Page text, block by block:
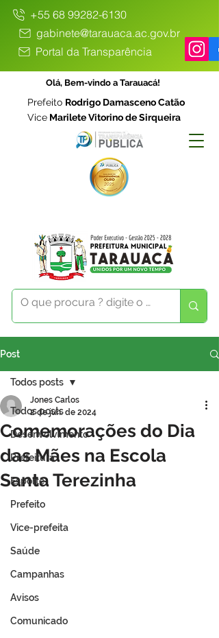
+55 68 99282-6130
gabinete@tarauaca.ac.gov.br
Portal da Transparência
Olá, Bem-vindo a Tarauacá!
Prefeito Rodrigo Damasceno Catão
Vice Marilete Vitorino de Sirqueira
Post
Todos posts
Desenvolvimento
Prefeitura
Esporte
Prefeito
Vice-prefeita
Saúde
Campanhas
Avisos
Comunicado
Todos posts
Comemorações do Dia
das Mães na Escola
Santa Terezinha
Jones Carlos
2 de jun. de 2024